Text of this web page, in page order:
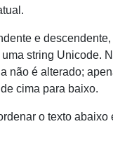
e
string Unicode.
não é alterado;
cima para baixo.
o texto abaixo